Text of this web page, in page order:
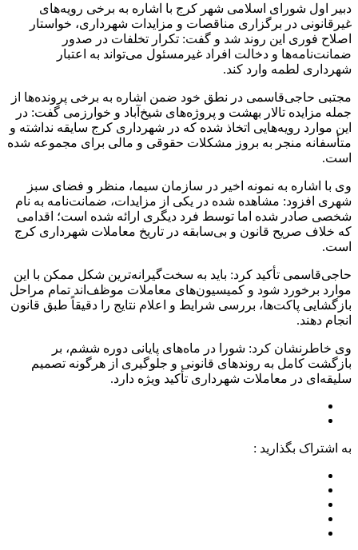
دبیر اول شورای اسلامی شهر کرج با اشاره به برخی رویه‌های
غیرقانونی در برگزاری مناقصات و مزایدات شهرداری، خواستار
اصلاح فوری این روند شد و گفت: تکرار تخلفات در صدور
ضمانت‌نامه‌ها و دخالت افراد غیرمسئول می‌تواند به اعتبار
شهرداری لطمه وارد کند.
مجتبی حاجی‌قاسمی در نطق خود ضمن اشاره به برخی پرونده‌ها از
جمله مزایده تالار بهشت و پروژه‌های شیخ‌آباد و خوارزمی گفت: در
این موارد رویه‌هایی اتخاذ شده که در شهرداری کرج سایقه نداشته و
متأسفانه منجر به بروز مشکلات حقوقی و مالی برای مجموعه شده
است.
وی با اشاره به نمونه اخیر در سازمان سیما، منظر و فضای سبز
شهری افزود: مشاهده شده در یکی از مزایدات، ضمانت‌نامه به نام
شخصی صادر شده اما توسط فرد دیگری ارائه شده است؛ اقدامی
که خلاف صریح قانون و بی‌سابقه در تاریخ معاملات شهرداری کرج
است.
حاجی‌قاسمی تأکید کرد: باید به سخت‌گیرانه‌ترین شکل ممکن با این
موارد برخورد شود و کمیسیون‌های معاملات موظف‌اند تمام مراحل
بازگشایی پاکت‌ها، بررسی شرایط و اعلام نتایج را دقیقاً طبق قانون
انجام دهند.
وی خاطرنشان کرد: شورا در ماه‌های پایانی دوره ششم، بر
بازگشت کامل به روندهای قانونی و جلوگیری از هرگونه تصمیم
سلیقه‌ای در معاملات شهرداری تأکید ویژه دارد.
به اشتراک بگذارید :